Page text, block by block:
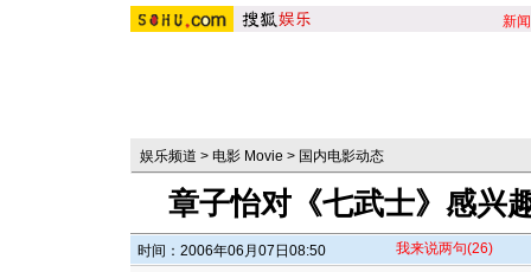
新闻
娱乐频道 > 电影 Movie > 国内电影动态
章子怡对《七武士》感兴
时间：2006年06月07日08:50 我来说两句(26)